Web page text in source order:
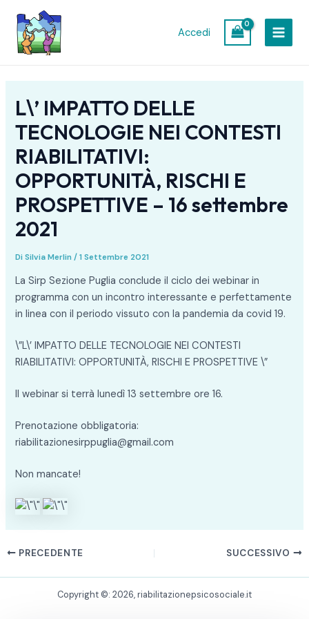
contenuto
Accedi
L\’ IMPATTO DELLE
TECNOLOGIE NEI CONTESTI
RIABILITATIVI:
OPPORTUNITÀ, RISCHI E
PROSPETTIVE – 16 settembre
2021
DiSilvia Merlin/1 Settembre 2021
La Sirp Sezione Puglia conclude il ciclo dei webinar in
programma con un incontro interessante e perfettamente
in linea con il periodo vissuto con la pandemia da covid 19.
\”L\’ IMPATTO DELLE TECNOLOGIE NEI CONTESTI
RIABILITATIVI: OPPORTUNITÀ, RISCHI E PROSPETTIVE \”
Il webinar si terrà lunedì 13 settembre ore 16.
Prenotazione obbligatoria:
riabilitazionesirppuglia@gmail.com
Non mancate!
Navigazione
articoli
PRECEDENTE SUCCESSIVO
Copyright ©: 2026, riabilitazionepsicosociale.it